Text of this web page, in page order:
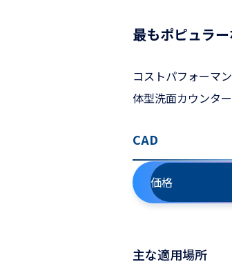
最もポピュラ
コストパフォーマ
体型洗面カウンタ
CAD
価格
主な適用場所